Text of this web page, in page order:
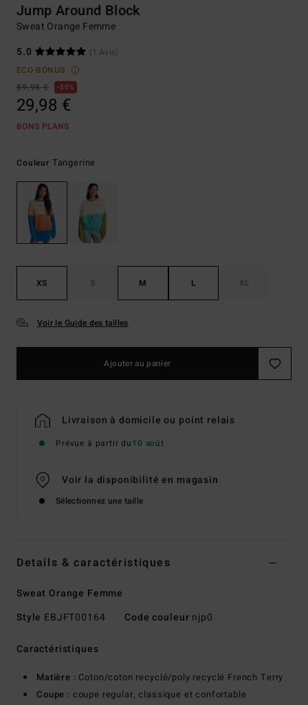
Jump Around Block
Sweat Orange Femme
5.0
(1 Avis)
ECO-BONUS
59,95 €
50%
29,98 €
BONS PLANS
Couleur Tangerine
XS S M L XL
Voir le Guide des tailles
Ajouter au panier
Livraison à domicile ou point relais
Prévue à partir du10 août
Voir la disponibilité en magasin
Sélectionnez une taille
Details & caractéristiques
Sweat Orange Femme
Style EBJFT00164 Code couleur njp0
Caractéristiques
Matière : Coton/coton recyclé/poly recyclé French Terry
Coupe : coupe regular, classique et confortable